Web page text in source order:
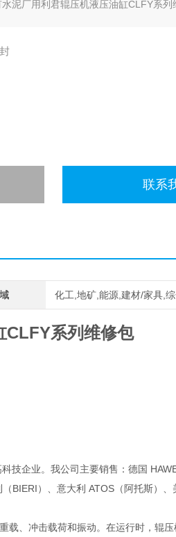
泥厂用利君辊压机液压油缸CLFY系列
联系
化工,地矿,能源,建材/家具,
CLFY系列维修包
技企业。我公司主要销售：德国
BIERI）、意大利 ATOS（阿托斯）、
载、冲击载荷和振动。在运行时，辊